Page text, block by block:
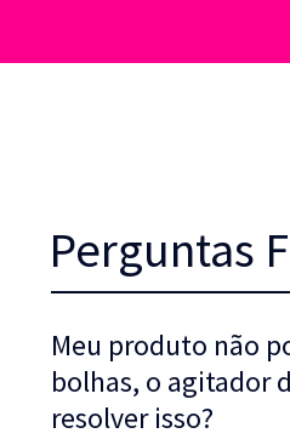
Perguntas
Meu produto não
bolhas, o agitador
resolver isso?